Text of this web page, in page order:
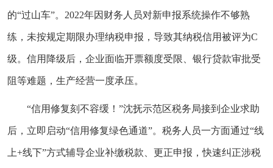
的“过山车”。2022年因财务人员对新申报系统操作不够熟
练，未按规定期限办理纳税申报，导致其纳税信用被评为C
级。信用降级后，企业面临开票额度受限、银行贷款审批受
阻等难题，生产经营一度承压。
“信用修复刻不容缓！”沈抚示范区税务局接到企业求助
后，立即启动“信用修复绿色通道”。税务人员一方面通过“线
上+线下”方式辅导企业补缴税款、更正申报，快速纠正涉税